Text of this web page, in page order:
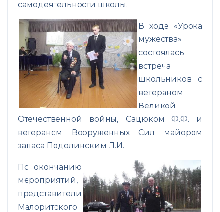
самодеятельности школы.
В ходе «Урока
мужества»
состоялась
встреча
школьников с
ветераном
Великой
Отечественной войны, Сацюком Ф.Ф. и
ветераном Вооруженных Сил майором
запаса Подолинским Л.И.
По окончанию
мероприятий,
представители
Малоритского